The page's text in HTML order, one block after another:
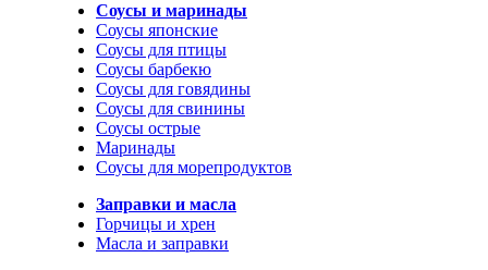
Соусы и маринады
Соусы японские
Соусы для птицы
Соусы барбекю
Соусы для говядины
Соусы для свинины
Соусы острые
Маринады
Соусы для морепродуктов
Заправки и масла
Горчицы и хрен
Масла и заправки